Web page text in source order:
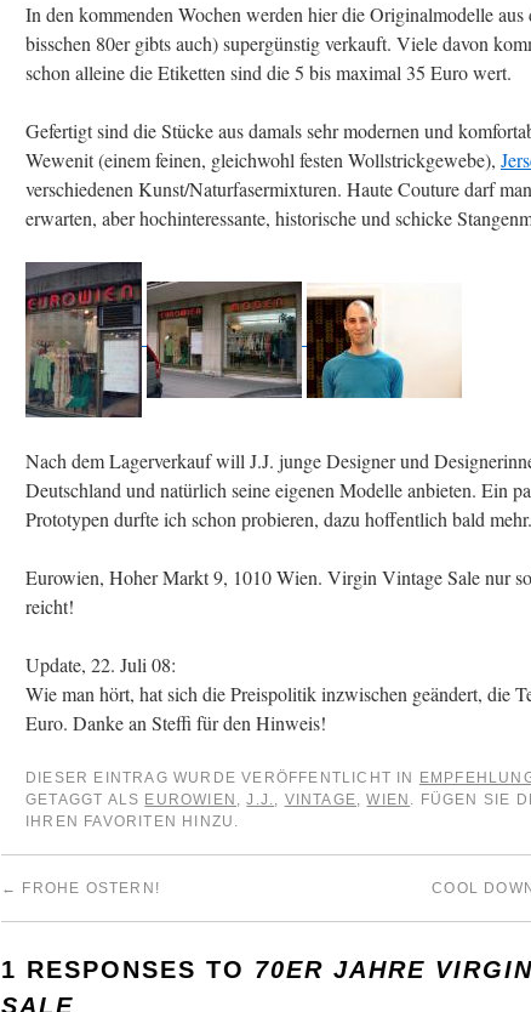
In den kommenden Wochen werden hier die Originalmodelle aus
bisschen 80er gibts auch) supergünstig verkauft. Viele davon
schon alleine die Etiketten sind die 5 bis maximal 35 Euro wert.
Gefertigt sind die Stücke aus damals sehr modernen und
Wewenit (einem feinen, gleichwohl festen Wollstrickgewebe),
verschiedenen Kunst/Naturfasermixturen. Haute Couture darf
erwarten, aber hochinteressante, historische und schicke
Nach dem Lagerverkauf will J.J. junge Designer und
Deutschland und natürlich seine eigenen Modelle anbieten. Ein
Prototypen durfte ich schon probieren, dazu hoffentlich bald mehr.
Eurowien, Hoher Markt 9, 1010 Wien. Virgin Vintage Sale nur
reicht!
Update, 22. Juli 08:
Wie man hört, hat sich die Preispolitik inzwischen geändert, die
Euro. Danke an Steffi für den Hinweis!
DIESER EINTRAG WURDE VERÖFFENTLICHT IN
GETAGGT ALS EUROWIEN ,J.J., VINTAGE,WIEN . FÜGEN SIE
IHREN FAVORITEN HINZU.
← FROHE OSTERN! COOL
1 RESPONSES TO 70ER JAHRE
SALE